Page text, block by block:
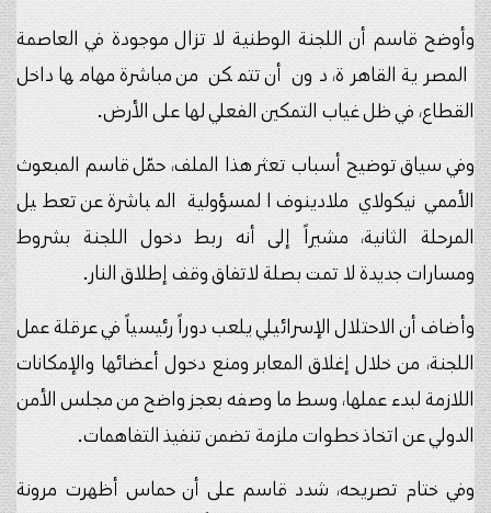
وأوضح قاسم أن اللجنة الوطنية لا تزال موجودة في العاصمة
المصرية القاهرة، دون أن تتمكن من مباشرة مهامها داخل
القطاع، في ظل غياب التمكين الفعلي لها على الأرض.
وفي سياق توضيح أسباب تعثر هذا الملف، حمّل قاسم المبعوث
الأممي نيكولاي ملادينوف المسؤولية المباشرة عن تعطيل
المرحلة الثانية، مشيراً إلى أنه ربط دخول اللجنة بشروط
ومسارات جديدة لا تمت بصلة لاتفاق وقف إطلاق النار.
وأضاف أن الاحتلال الإسرائيلي يلعب دوراً رئيسياً في عرقلة عمل
اللجنة، من خلال إغلاق المعابر ومنع دخول أعضائها والإمكانات
اللازمة لبدء عملها، وسط ما وصفه بعجز واضح من مجلس الأمن
الدولي عن اتخاذ خطوات ملزمة تضمن تنفيذ التفاهمات.
وفي ختام تصريحه، شدد قاسم على أن حماس أظهرت مرونة